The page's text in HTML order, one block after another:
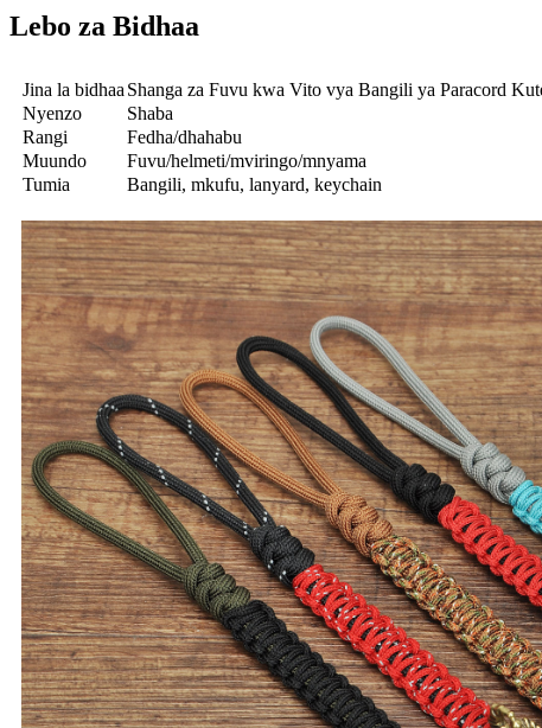
Lebo za Bidhaa
Jina la bidhaa Shanga za Fuvu kwa Vito vya Bangili ya Paracord
Nyenzo
Shaba
Rangi
Fedha/dhahabu
Muundo
Fuvu/helmeti/mviringo/mnyama
Tumia
Bangili, mkufu, lanyard, keychain